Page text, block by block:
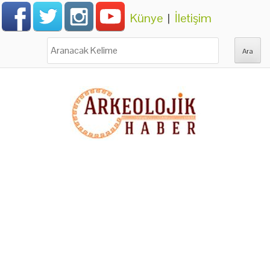
Künye | İletişim